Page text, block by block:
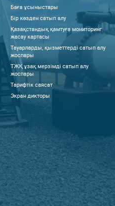
Баға ұсыныстары
Бір көзден сатып алу
Қазақстандық қамтуға мониторинг
жасау картасы
Тауарларды, қызметтерді сатып алу
жоспары
ТЖҚ ұзақ мерзімді сатып алу
жоспары
Тарифтік саясат
Экран дикторы